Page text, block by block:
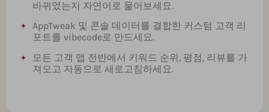
바뀌었는지 자연어로 물어보세요.
AppTweak 및 콘솔 데이터를 결합한 커스텀 고객 리
포트를 vibecode로 만드세요.
모든 고객 앱 전반에서 키워드 순위, 평점, 리뷰를 가
져오고 자동으로 새로고침하세요.